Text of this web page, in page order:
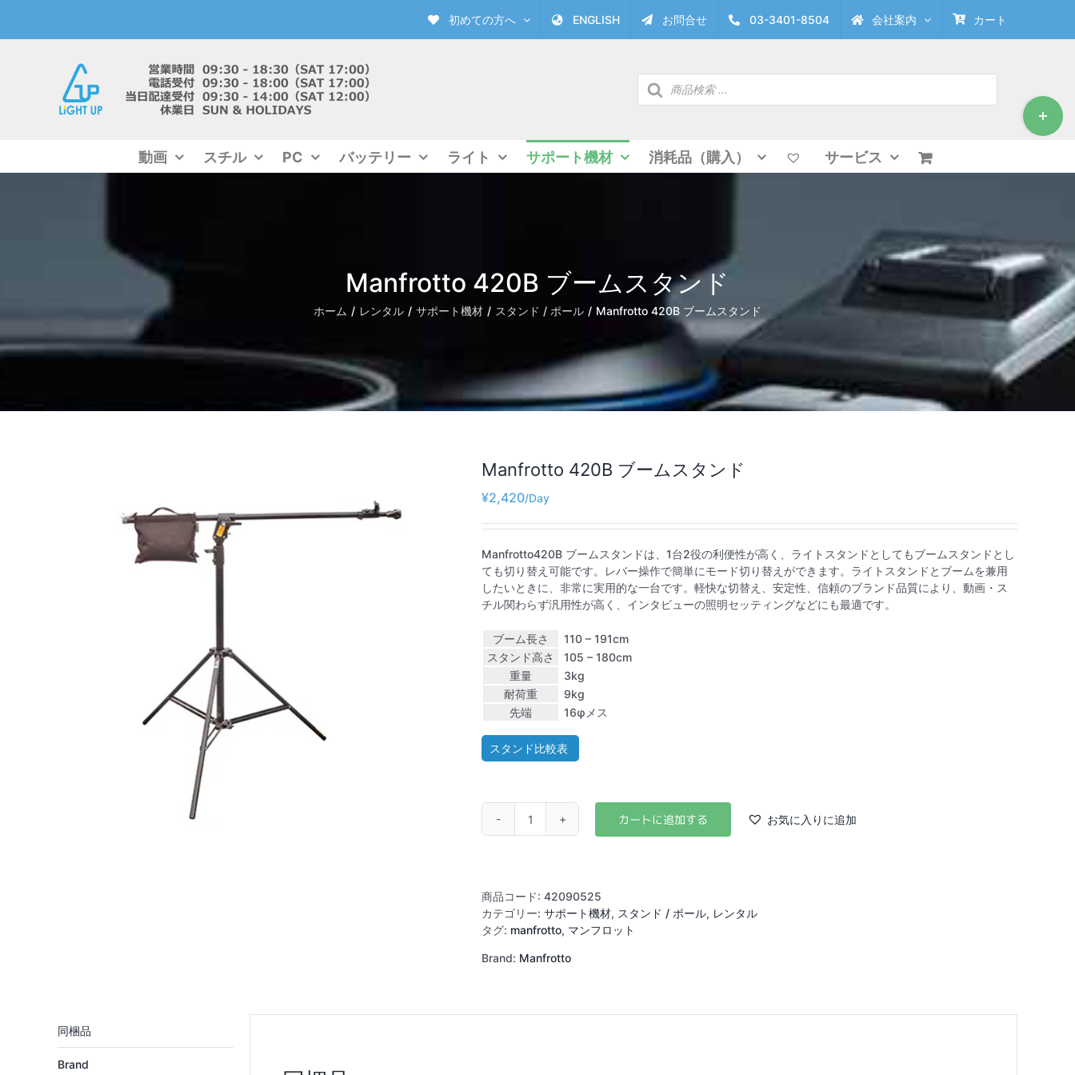
content
初めての方へ ENGLISH お問合せ 03-3401-8504 会社案内 カート
商
品
動画 スチル PC バッテリー ライト サポート機材 消耗品（購入） サービス
Manfrotto 420B ブームスタンド
ホーム レンタル サポート機材 スタンド / ポール Manfrotto 420B ブームスタンド
Manfrotto 420B ブームスタンド
¥2,420
Manfrotto420B ブームスタンドは、1台2役の利便性が高く、ライトスタンドとしてもブームスタンドとし
ても切り替え可能です。レバー操作で簡単にモード切り替えができます。ライトスタンドとブームを兼用
したいときに、非常に実用的な一台です。軽快な切替え、安定性、信頼のブランド品質により、動画・ス
チル関わらず汎用性が高く、インタビューの照明セッティングなどにも最適です。
ブーム長さ
110 – 191cm
スタンド高さ
105 – 180cm
重量
3kg
耐荷重
9kg
先端
16φメス
スタンド比較表
Manfrotto
ム
ス
タ
ド
お気に入りに追加
商品コード: 42090525
カテゴリー: サポート機材, スタンド / ポール, レンタル
タグ: manfrotto, マンフロット
Brand: Manfrotto
Brand
Toggle
Sliding
Bar